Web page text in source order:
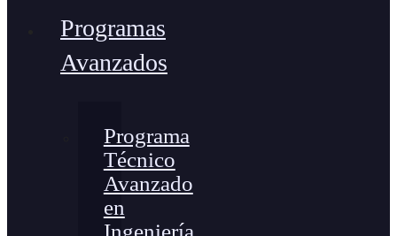
Programas
Avanzados
Programa
Técnico
Avanzado
en
Ingeniería